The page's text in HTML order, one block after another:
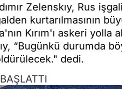
Zelenskıy, Rus
kurtarılmasının
Kırım'ı askeri yolla
“Bugünkü durumda
dedi.